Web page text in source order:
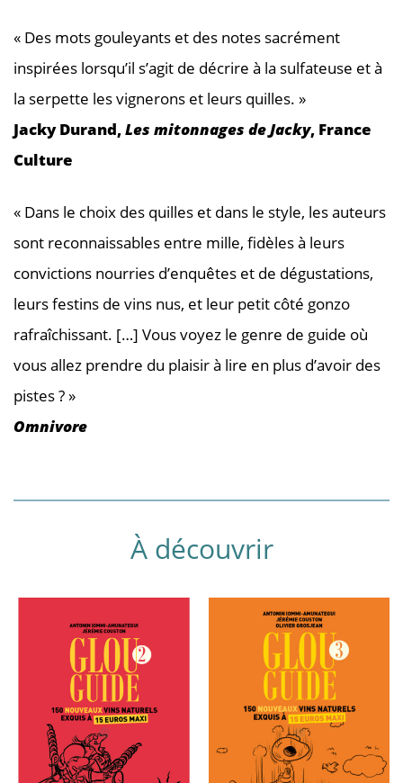
« Des mots gouleyants et des notes sacrément
inspirées lorsqu’il s’agit de décrire à la sulfateuse et à
la serpette les vignerons et leurs quilles. »
Jacky Durand,Les mitonnages de Jacky, France
Culture
« Dans le choix des quilles et dans le style, les auteurs
sont reconnaissables entre mille, fidèles à leurs
convictions nourries d’enquêtes et de dégustations,
leurs festins de vins nus, et leur petit côté gonzo
rafraîchissant. […] Vous voyez le genre de guide où
vous allez prendre du plaisir à lire en plus d’avoir des
pistes ? »
Omnivore
À découvrir